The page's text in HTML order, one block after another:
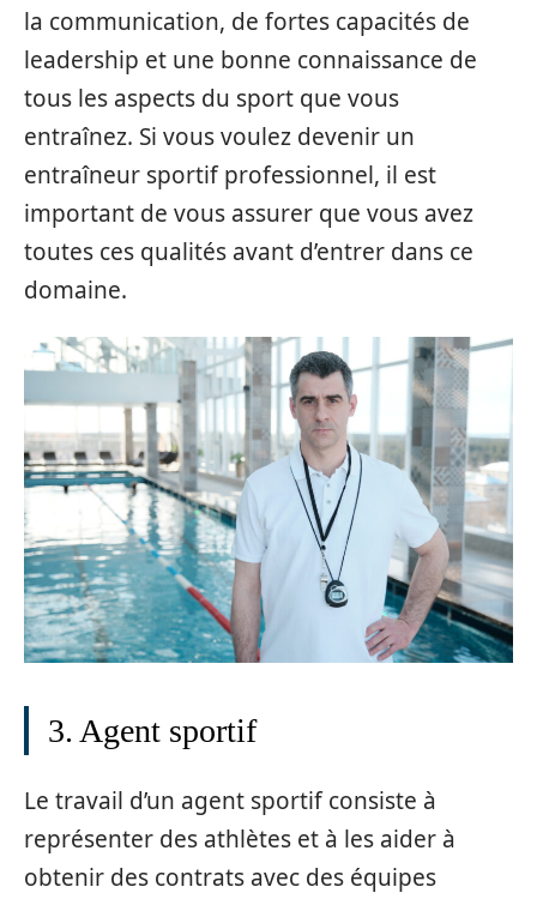
la communication, de fortes capacités de
leadership et une bonne connaissance de
tous les aspects du sport que vous
entraînez. Si vous voulez devenir un
entraîneur sportif professionnel, il est
important de vous assurer que vous avez
toutes ces qualités avant d’entrer dans ce
domaine.
3. Agent sportif
Le travail d’un agent sportif consiste à
représenter des athlètes et à les aider à
obtenir des contrats avec des équipes